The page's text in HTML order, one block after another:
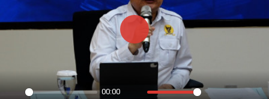
00:00
Play